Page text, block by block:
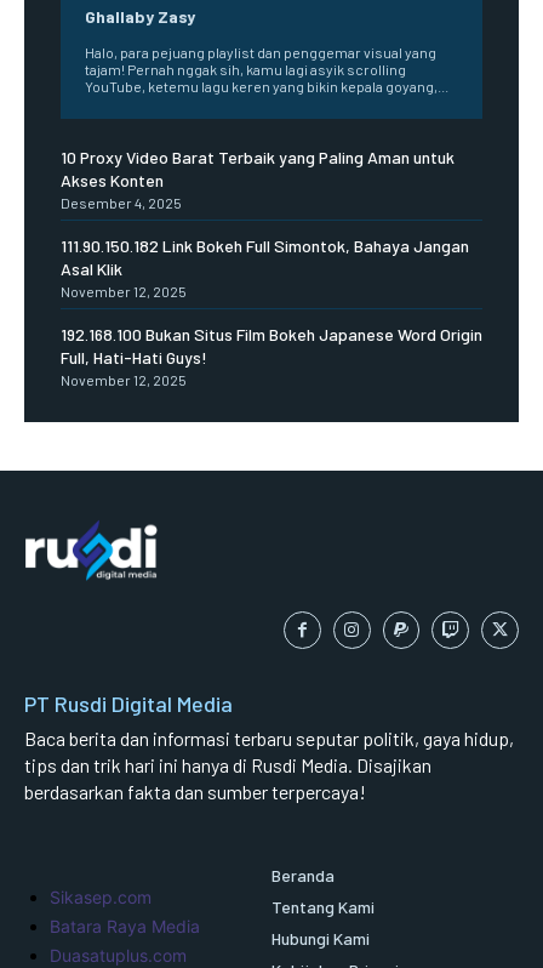
Ghallaby Zasy
Halo, para pejuang playlist dan penggemar visual yang
tajam! Pernah nggak sih, kamu lagi asyik scrolling
YouTube, ketemu lagu keren yang bikin kepala goyang,...
10 Proxy Video Barat Terbaik yang Paling Aman untuk
Akses Konten
Desember 4, 2025
111.90.150.182 Link Bokeh Full Simontok, Bahaya Jangan
Asal Klik
November 12, 2025
192.168.100 Bukan Situs Film Bokeh Japanese Word Origin
Full, Hati-Hati Guys!
November 12, 2025
PT Rusdi Digital Media
Baca berita dan informasi terbaru seputar politik, gaya hidup,
tips dan trik hari ini hanya di Rusdi Media. Disajikan
berdasarkan fakta dan sumber terpercaya!
Sikasep.com
Batara Raya Media
Duasatuplus.com
Beranda
Tentang Kami
Hubungi Kami